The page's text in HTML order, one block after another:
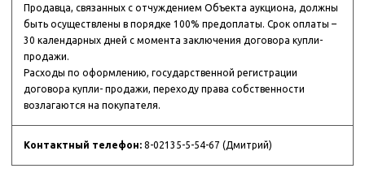
Продавца, связанных с отчуждением Объекта аукциона, должны
быть осуществлены в порядке 100% предоплаты. Срок оплаты –
30 календарных дней с момента заключения договора купли-
продажи.
Расходы по оформлению, государственной регистрации
договора купли- продажи, переходу права собственности
возлагаются на покупателя.
Контактный телефон: 8-02135-5-54-67 (Дмитрий)